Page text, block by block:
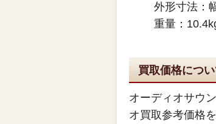
外形寸法：
重量：
買取価格につ
オーディオサウ
オ買取参考価格